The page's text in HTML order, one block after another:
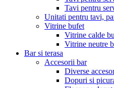
Tavi pentru
Unitati pentru tavi,
Vitrine bufet
Vitrine calde
Vitrine neutre
Bar si terasa
Accesorii bar
Diverse
Dopuri si